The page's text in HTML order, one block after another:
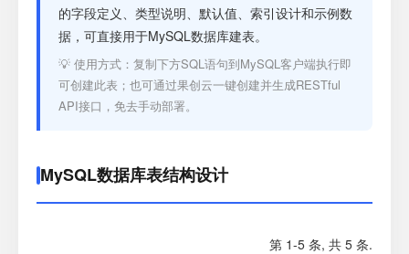
接口测试
的字段定义、类型说明、默认值、索引设计和示例数
据，可直接用于MySQL数据库建表。
💡 使用方式：复制下方SQL语句到MySQL客户端执行即
可创建此表；也可通过果创云一键创建并生成RESTful
API接口，免去手动部署。
MySQL数据库表结构设计
第 1-5 条, 共 5 条.